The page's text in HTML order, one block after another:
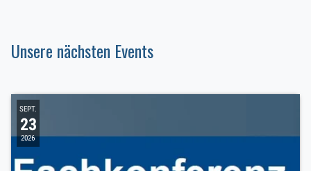
Unsere nächsten Events
SEPT.
23
2026